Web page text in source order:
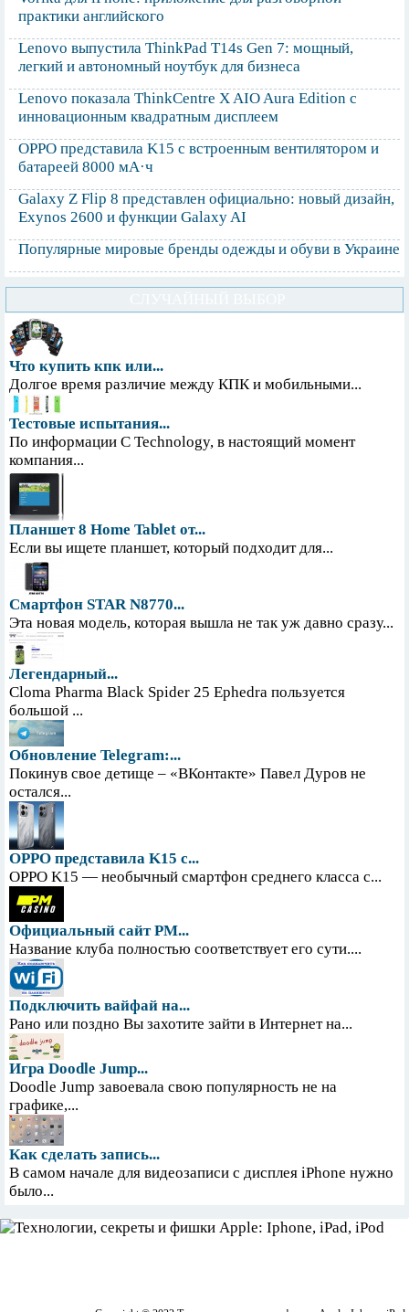
практики английского
Lenovo выпустила ThinkPad T14s Gen 7: мощный,
легкий и автономный ноутбук для бизнеса
Lenovo показала ThinkCentre X AIO Aura Edition с
инновационным квадратным дисплеем
OPPO представила K15 с встроенным вентилятором и
батареей 8000 мА·ч
Galaxy Z Flip 8 представлен официально: новый дизайн,
Exynos 2600 и функции Galaxy AI
Популярные мировые бренды одежды и обуви в Украине
Что купить кпк или...
Долгое время различие между КПК и мобильными...
Тестовые испытания...
По информации С Technology, в настоящий момент
компания...
Планшет 8 Home Tablet от...
Если вы ищете планшет, который подходит для...
Смартфон STAR N8770...
Эта новая модель, которая вышла не так уж давно сразу...
Легендарный...
Cloma Pharma Black Spider 25 Ephedra пользуется
большой ...
Обновление Telegram:...
Покинув свое детище – «ВКонтакте» Павел Дуров не
остался...
OPPO представила K15 с...
OPPO K15 — необычный смартфон среднего класса с...
Официальный сайт PM...
Название клуба полностью соответствует его сути....
Подключить вайфай на...
Рано или поздно Вы захотите зайти в Интернет на...
Игра Doodle Jump...
Doodle Jump завоевала свою популярность не на
графике,...
Как сделать запись...
В самом начале для видеозаписи с дисплея iPhone нужно
было...